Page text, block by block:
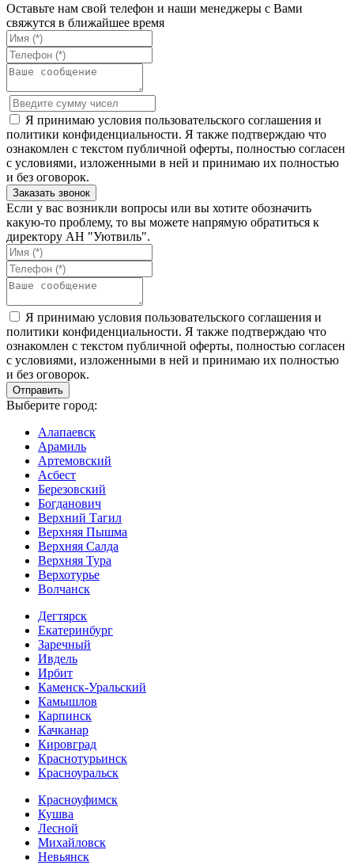
Оставьте нам свой телефон и наши менеджеры с Вами
свяжутся в ближайшее время
Я принимаю условия пользовательского соглашения и
политики конфиденциальности. Я также подтверждаю что
ознакомлен с текстом публичной оферты, полностью согласен
с условиями, изложенными в ней и принимаю их полностью
и без оговорок.
Если у вас возникли вопросы или вы хотите обозначить
какую-то проблему, то вы можете напрямую обратиться к
директору АН "Уютвиль".
Я принимаю условия пользовательского соглашения и
политики конфиденциальности. Я также подтверждаю что
ознакомлен с текстом публичной оферты, полностью согласен
с условиями, изложенными в ней и принимаю их полностью
и без оговорок.
Выберите город:
Алапаевск
Арамиль
Артемовский
Асбест
Березовский
Богданович
Верхний Тагил
Верхняя Пышма
Верхняя Салда
Верхняя Тура
Верхотурье
Волчанск
Дегтярск
Екатеринбург
Заречный
Ивдель
Ирбит
Каменск-Уральский
Камышлов
Карпинск
Качканар
Кировград
Краснотурьинск
Красноуральск
Красноуфимск
Кушва
Лесной
Михайловск
Невьянск